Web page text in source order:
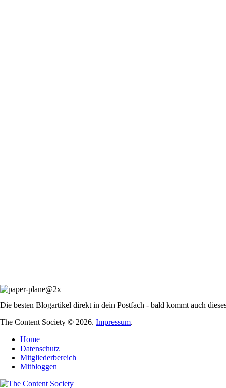
Die besten Blogartikel direkt in dein Postfach - bald kommt auch
The Content Society © 2026. Impressum.
Home
Datenschutz
Mitgliederbereich
Mitbloggen